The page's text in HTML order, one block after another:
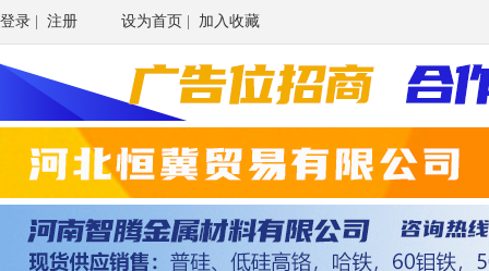
登录 注册 设为首页 加入收藏